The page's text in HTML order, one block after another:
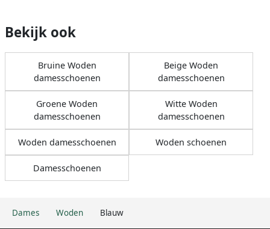
Dames Woden Blauw
Bekijk ook
Bruine Woden
damesschoenen
Beige Woden
damesschoenen
Groene Woden
damesschoenen
Witte Woden
damesschoenen
Woden damesschoenen Woden schoenen
Damesschoenen